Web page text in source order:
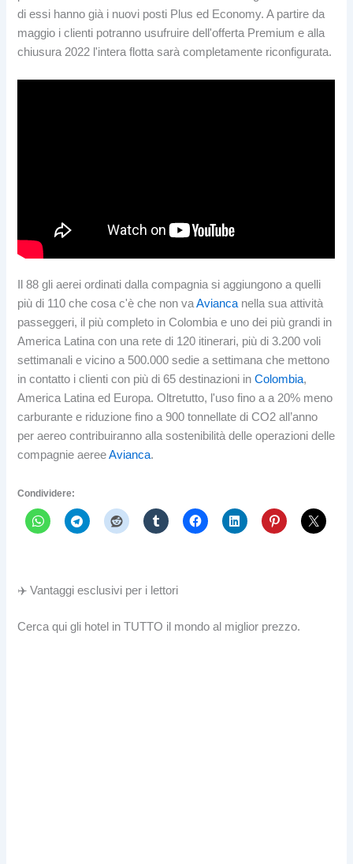
di essi hanno già i nuovi posti Plus ed Economy. A partire da
maggio i clienti potranno usufruire dell'offerta Premium e alla
chiusura 2022 l'intera flotta sarà completamente riconfigurata.
Il 88 gli aerei ordinati dalla compagnia si aggiungono a quelli
più di 110 che cosa c'è che non vaAviancanella sua attività
passeggeri, il più completo in Colombia e uno dei più grandi in
America Latina con una rete di 120 itinerari, più di 3.200 voli
settimanali e vicino a 500.000 sedie a settimana che mettono
in contatto i clienti con più di 65 destinazioni inColombia,
America Latina ed Europa. Oltretutto, l'uso fino a a 20% meno
carburante e riduzione fino a 900 tonnellate di CO2 all’anno
per aereo contribuiranno alla sostenibilità delle operazioni delle
compagnie aereeAvianca.
Condividere:
✈️ Vantaggi esclusivi per i lettori
Cerca qui gli hotel in TUTTO il mondo al miglior prezzo.